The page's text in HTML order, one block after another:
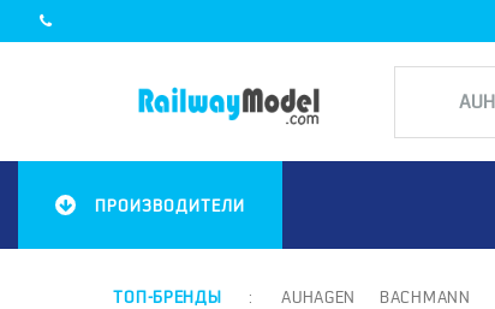
ПРОИЗВОДИТЕЛИ
ТОП-БРЕНДЫ : AUHAGEN BACHMANN